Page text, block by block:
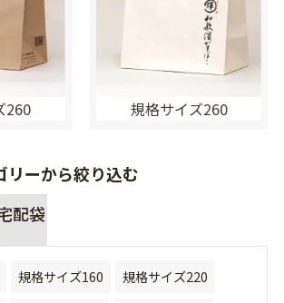
260 規格サイズ260
リーから絞り込む
配袋
規格サイズ160 規格サイズ220